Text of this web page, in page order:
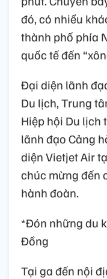
đó, có nhiều
thành phố phía
quốc tế đến
Đại diện lãnh
Du lịch, Trung
Hiệp hội Du lịch
lãnh đạo Cảng
diện Vietjet Air
chúc mừng đến
hành đoàn.
*Đón những du
Đồng
Tại ga đến nội